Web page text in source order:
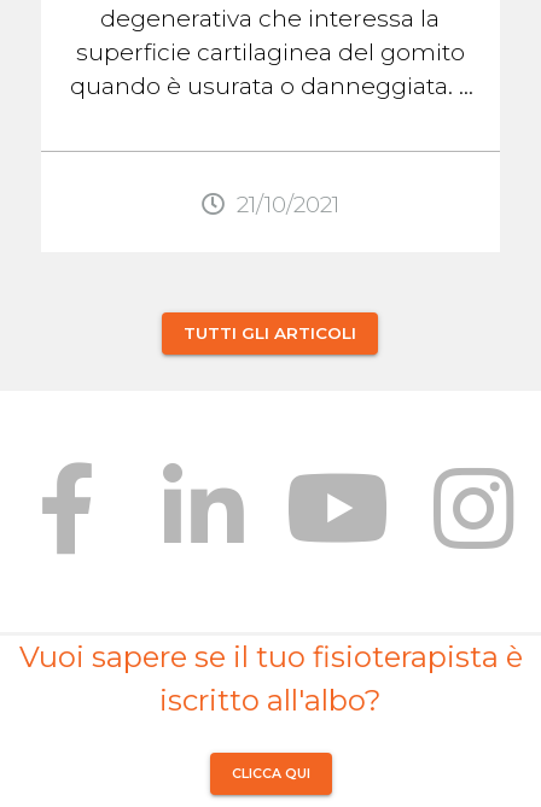
degenerativa che interessa la
superficie cartilaginea del gomito
quando è usurata o danneggiata. Il
21/10/2021
TUTTI GLI ARTICOLI
Vuoi sapere se il tuo fisioterapista è
iscritto all'albo?
CLICCA QUI